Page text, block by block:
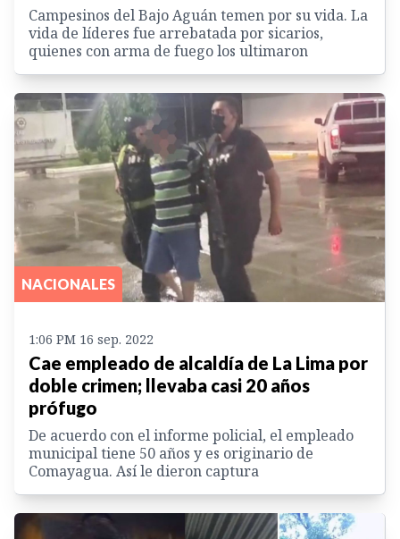
Campesinos del Bajo Aguán temen por su vida. La
vida de líderes fue arrebatada por sicarios,
quienes con arma de fuego los ultimaron
NACIONALES
1:06 PM 16 sep. 2022
Cae empleado de alcaldía de La Lima por
doble crimen; llevaba casi 20 años
prófugo
De acuerdo con el informe policial, el empleado
municipal tiene 50 años y es originario de
Comayagua. Así le dieron captura